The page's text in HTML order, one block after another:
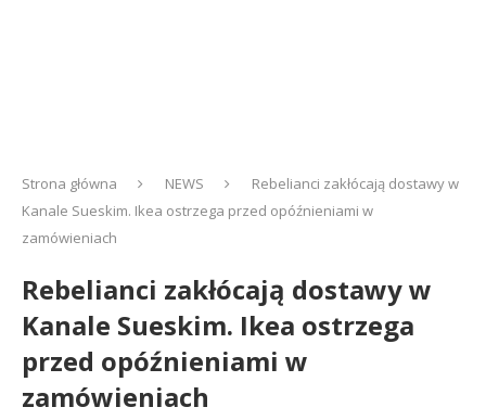
Strona główna NEWS
Rebelianci zakłócają dostawy w
Kanale Sueskim. Ikea ostrzega przed opóźnieniami w
zamówieniach
Rebelianci zakłócają dostawy w
Kanale Sueskim. Ikea ostrzega
przed opóźnieniami w
zamówieniach